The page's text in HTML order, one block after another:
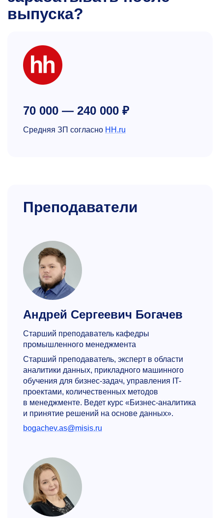
выпуска?
70 000 — 240 000 ₽
Средняя ЗП согласно HH.ru
Преподаватели
Андрей Сергеевич Богачев
Старший преподаватель кафедры
промышленного менеджмента
Старший преподаватель, эксперт в области
аналитики данных, прикладного машинного
обучения для бизнес-задач, управления IT-
проектами, количественных методов
в менеджменте. Ведет курс «Бизнес-аналитика
и принятие решений на основе данных».
bogachev.as@misis.ru